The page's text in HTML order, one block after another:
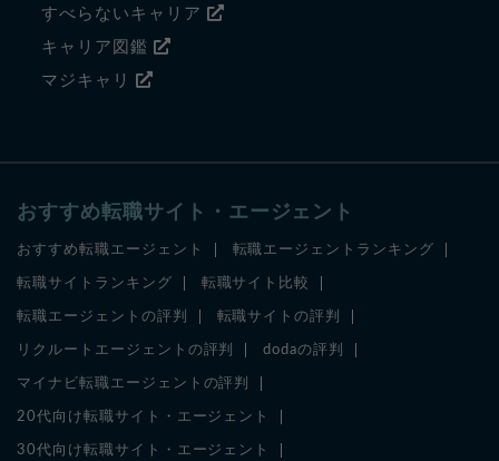
すべらないキャリア
キャリア図鑑
マジキャリ
おすすめ転職サイト・エージェント
おすすめ転職エージェント 転職エージェントランキング
転職サイトランキング 転職サイト比較
転職エージェントの評判 転職サイトの評判
リクルートエージェントの評判 dodaの評判
マイナビ転職エージェントの評判
20代向け転職サイト・エージェント
30代向け転職サイト・エージェント